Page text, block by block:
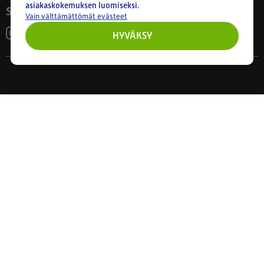
Seuraa meitä
asiakaskokemuksen luomiseksi.
Vain välttämättömät evästeet
HYVÄKSY